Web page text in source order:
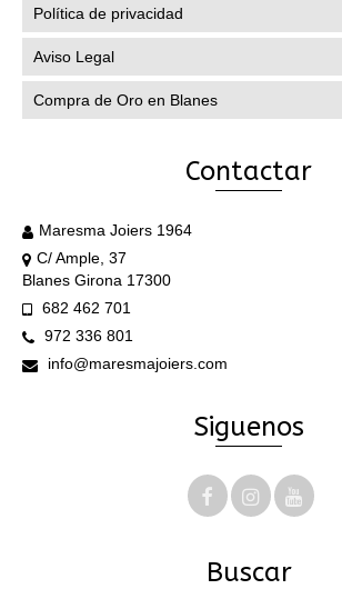
Política de privacidad
Aviso Legal
Compra de Oro en Blanes
Contactar
Maresma Joiers 1964
C/ Ample, 37
Blanes Girona 17300
682 462 701
972 336 801
info@maresmajoiers.com
Siguenos
Buscar